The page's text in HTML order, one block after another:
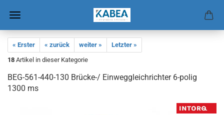
« Erster « zurück weiter »
Letzter »
18 Artikel in dieser Kategorie
BEG-​561-440-130 Brücke-​/ Ein­weg­gleich­rich­ter 6-​polig
1300 ms